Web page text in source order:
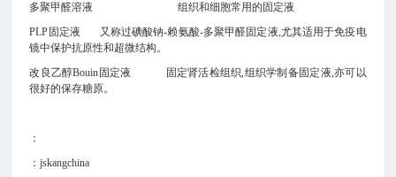
多聚甲醛溶液
组织和细胞常用的固定液
PLP固定液 又称过碘酸钠-赖氨酸-多聚甲醛固定液,尤其适用于免疫电
镜中保护抗原性和超微结构。
改良乙醇Bouin固定液
固定肾活检组织,组织学制备固定液,亦可以
很好的保存糖原。
：
：jskangchina